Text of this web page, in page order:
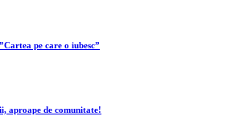
pe care o iubesc”
aproape de comunitate!